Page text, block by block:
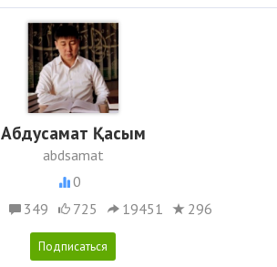
Абдусамат Қасым
abdsamat
0
349 725 19451 296